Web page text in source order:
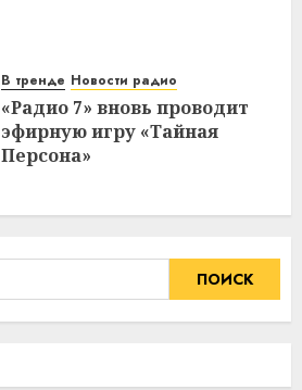
В тренде Новости радио
«Радио 7» вновь проводит
эфирную игру «Тайная
Персона»